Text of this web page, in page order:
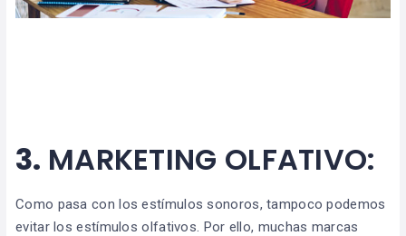
3. MARKETING OLFATIVO:
Como pasa con los estímulos sonoros, tampoco podemos
evitar los estímulos olfativos. Por ello, muchas marcas